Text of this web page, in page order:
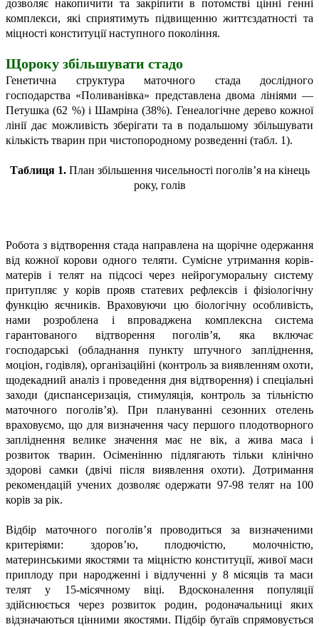
дозволяє накопичити та закріпити в потомстві цінні генні
комплекси, які сприятимуть підвищенню життєздатності та
міцності конституції наступного покоління.
Щороку збільшувати стадо
Генетична структура маточного стада дослідного
господарства «Поливанівка» представлена двома лініями —
Петушка (62 %) і Шамріна (38%). Генеалогічне дерево кожної
лінії дає можливість зберігати та в подальшому збільшувати
кількість тварин при чистопородному розведенні (табл. 1).
Таблиця 1.План збільшення чисельності поголів’я на кінець
року, голів
Робота з відтворення стада направлена на щорічне одержання
від кожної корови одного теляти. Сумісне утримання корів-
матерів і телят на підсосі через нейрогуморальну систему
притупляє у корів прояв статевих рефлексів і фізіологічну
функцію яєчників. Враховуючи цю біологічну особливість,
нами розроблена і впроваджена комплексна система
гарантованого відтворення поголів’я, яка включає
господарські (обладнання пункту штучного запліднення,
моціон, годівля), організаційні (контроль за виявленням охоти,
щодекадний аналіз і проведення дня відтворення) і спеціальні
заходи (диспансеризація, стимуляція, контроль за тільністю
маточного поголів’я). При плануванні сезонних отелень
враховуємо, що для визначення часу першого плодотворного
запліднення велике значення має не вік, а жива маса і
розвиток тварин. Осіменінню підлягають тільки клінічно
здорові самки (двічі після виявлення охоти). Дотримання
рекомендацій учених дозволяє одержати 97-98 телят на 100
корів за рік.
Відбір маточного поголів’я проводиться за визначеними
критеріями: здоров’ю, плодючістю, молочністю,
материнськими якостями та міцністю конституції, живої маси
приплоду при народженні і відлученні у 8 місяців та маси
телят у 15-місячному віці. Вдосконалення популяції
здійснюється через розвиток родин, родоначальниці яких
відзначаються цінними якостями. Підбір бугаїв спрямовується